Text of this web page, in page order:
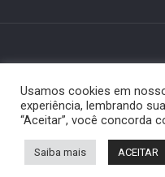
© 2024 Paiquerê -
Usamos cookies em
experiência, lembrando
“Aceitar”, você concorda
Saiba mais ACEITAR